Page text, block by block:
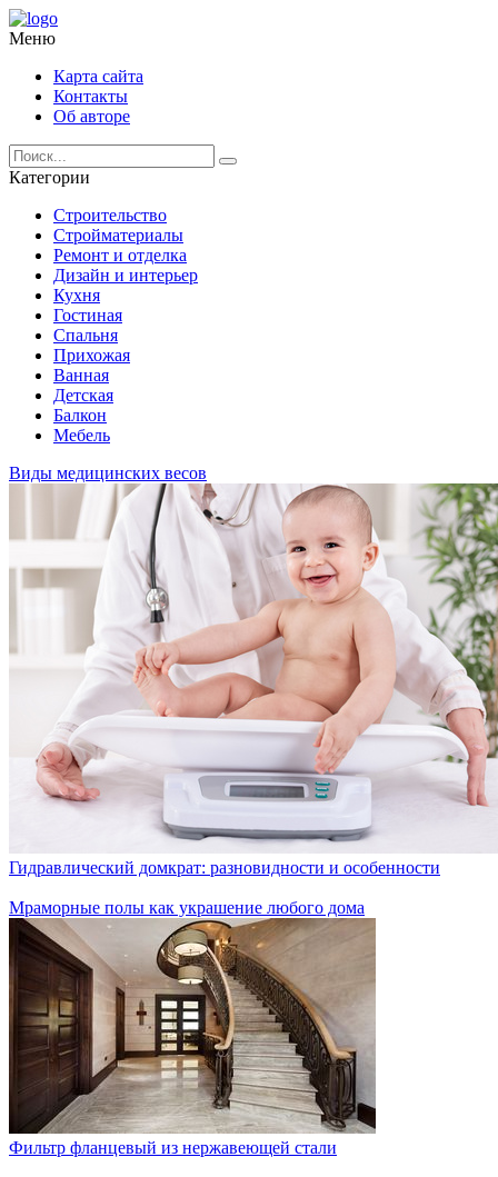
Меню
Карта сайта
Контакты
Об авторе
Категории
Строительство
Стройматериалы
Ремонт и отделка
Дизайн и интерьер
Кухня
Гостиная
Спальня
Прихожая
Ванная
Детская
Балкон
Мебель
Виды медицинских весов
Гидравлический домкрат: разновидности и особенности
Мраморные полы как украшение любого дома
Фильтр фланцевый из нержавеющей стали